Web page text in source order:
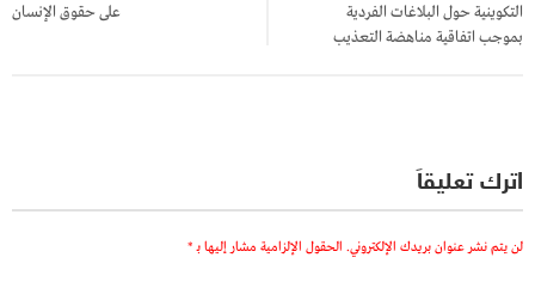
التكوينية حول البلاغات الفردية
بموجب اتفاقية مناهضة التعذيب
على حقوق الإنسان
اترك تعليقاً
لن يتم نشر عنوان بريدك الإلكتروني. الحقول الإلزامية مشار إليها بـ *